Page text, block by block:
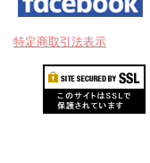
特定商取引法表示